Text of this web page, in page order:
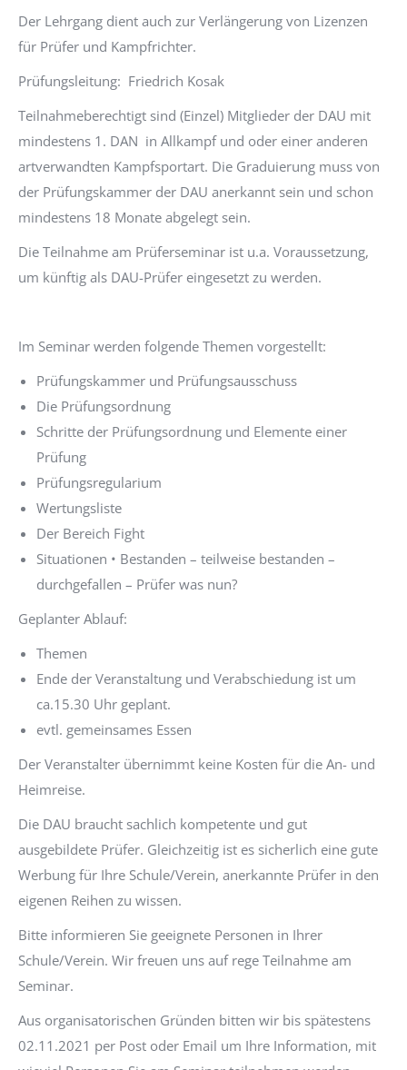
Der Lehrgang dient auch zur Verlängerung von Lizenzen
für Prüfer und Kampfrichter.
Prüfungsleitung: Friedrich Kosak
Teilnahmeberechtigt sind (Einzel) Mitglieder der DAU mit
mindestens 1. DAN in Allkampf und oder einer anderen
artverwandten Kampfsportart. Die Graduierung muss von
der Prüfungskammer der DAU anerkannt sein und schon
mindestens 18 Monate abgelegt sein.
Die Teilnahme am Prüferseminar ist u.a. Voraussetzung,
um künftig als DAU-Prüfer eingesetzt zu werden.
Im Seminar werden folgende Themen vorgestellt:
Prüfungskammer und Prüfungsausschuss
Die Prüfungsordnung
Schritte der Prüfungsordnung und Elemente einer
Prüfung
Prüfungsregularium
Wertungsliste
Der Bereich Fight
Situationen • Bestanden – teilweise bestanden –
durchgefallen – Prüfer was nun?
Geplanter Ablauf:
Themen
Ende der Veranstaltung und Verabschiedung ist um
ca.15.30 Uhr geplant.
evtl. gemeinsames Essen
Der Veranstalter übernimmt keine Kosten für die An- und
Heimreise.
Die DAU braucht sachlich kompetente und gut
ausgebildete Prüfer. Gleichzeitig ist es sicherlich eine gute
Werbung für Ihre Schule/Verein, anerkannte Prüfer in den
eigenen Reihen zu wissen.
Bitte informieren Sie geeignete Personen in Ihrer
Schule/Verein. Wir freuen uns auf rege Teilnahme am
Seminar.
Aus organisatorischen Gründen bitten wir bis spätestens
02.11.2021 per Post oder Email um Ihre Information, mit